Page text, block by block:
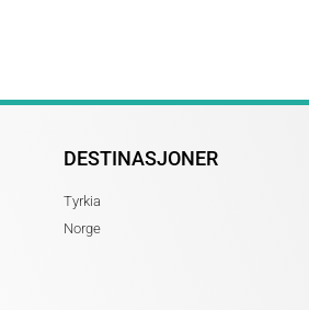
DESTINASJONER
Tyrkia
Norge